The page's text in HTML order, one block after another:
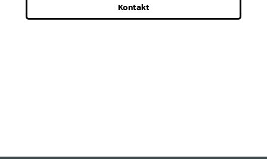
Kontakt